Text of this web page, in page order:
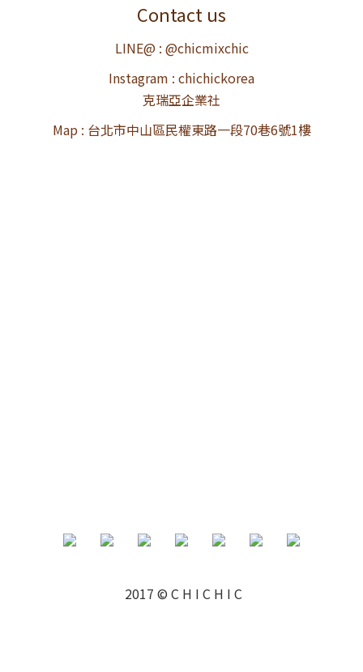
Contact us
LINE@ : @chicmixchic
Instagram : chichickorea
克瑞亞企業社
Map : 台北市中山區民權東路一段70巷6號1樓
2017 © C H I C H I C